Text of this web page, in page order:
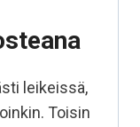
leikeissä,
Toisin